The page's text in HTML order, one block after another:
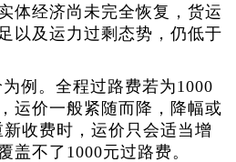
体经济尚未完全恢复，货运
以及运力过剩态势，仍低于
例。全程过路费若为1000
运价一般紧随而降，降幅或
收费时，运价只会适当增
盖不了1000元过路费。